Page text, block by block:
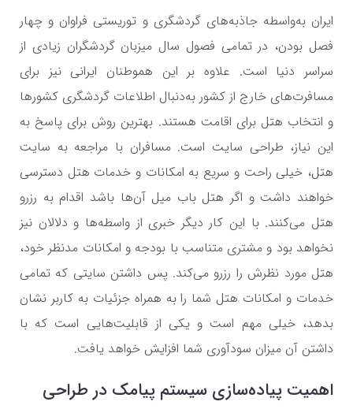
ایران به‌واسطه جاذبه‌های گردشگری و توریستی فراوان و چهار
فصل بودن، در تمامی فصول سال میزبان گردشگران زیادی از
سراسر دنیا است. علاوه بر این هموطنان ایرانی نیز برای
مسافرت‌های خارج از کشور به‌دنبال اطلاعات گردشگری کشورها
و انتخاب هتل برای اقامت هستند. بهترین روش برای پاسخ به
این نیاز، طراحی سایت است. مسافران با مراجعه به سایت‌
هتل، خیلی راحت و سریع به امکانات و خدمات هتل دسترسی
خواهند داشت و اگر هتل باب میل آن‌ها باشد اقدام به رزرو
هتل می‌کنند. با این کار دیگر خبری از واسطه‌ها و دلالان نیز
نخواهد بود و مشتری متناسب با بودجه و امکانات مدنظر خود،
هتل مورد نظرش را رزرو می‌کند. پس داشتن سایتی که تمامی
خدمات و امکانات هتل شما را به همراه جزئیات به کاربر نشان
بدهد، خیلی مهم است و یکی از قابلیت‌هایی است که با
داشتن آن میزان سودآوری شما افزایش خواهد یافت.
اهمیت پیاده‌سازی سیستم پیامک در طراحی